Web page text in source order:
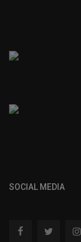
SOCIAL MEDIA